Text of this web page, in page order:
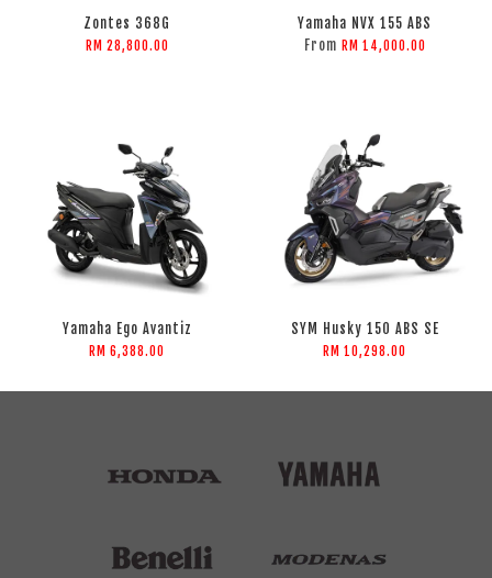
Zontes 368G
RM 28,800.00
Yamaha NVX 155 ABS
From RM 14,000.00
Yamaha Ego Avantiz
RM 6,388.00
SYM Husky 150 ABS SE
RM 10,298.00